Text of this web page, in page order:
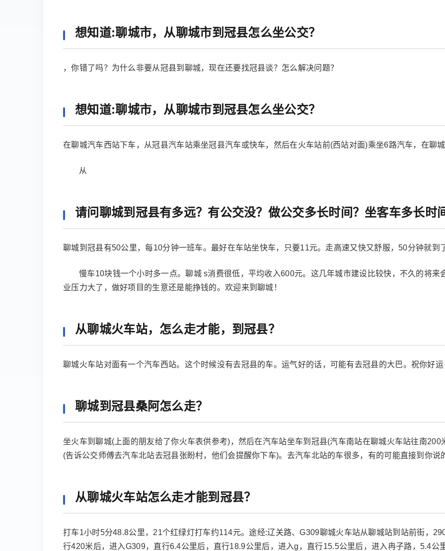
想知道:聊城市，从聊城市到冠县怎么坐公交？
，你错了吗？为什么非要从冠县到聊城，现在还要找冠县谈？怎么解决问题？
想知道:聊城市，从聊城市到冠县怎么坐公交？
在聊城汽车西站下车，从冠县汽车站乘坐冠县汽车或快车，然后在火车站前(西站对面)乘坐6路汽车，在聊
从
请问聊城到冠县有多远？有公交没？做公交多长时间？坐客车多长时
聊城到冠县有50公里，每10分钟一班车。最好在车站坐快车，只要11元。走高速又快又舒服，50分钟就到
慢车10块钱一个小时多一点。聊城 s消费很低，平均收入600元。这几年城市建设比较快，不久的将
业压力大了，做好项目的生意还是能挣钱的。欢迎来到聊城！
从聊城火车站，怎么走才能，到冠县？
聊城火车站对面有一个汽车西站。这个时候没有去冠县的车。运气好的话，可能有去冠县的大巴。祝你好运
聊城到冠县桑阿怎么走？
坐火车到聊城(上面的朋友给了你火车表供参考)，然后在汽车站坐车到冠县(汽车南站在聊城火车站往南
(告诉公交师傅去汽车北站去冠县张盼村，他们会提醒你下车)。去汽车北站的车很多，有的可能直接到你
从聊城火车站怎么走才能到冠县？
打车1小时5分48.8公里，21个红绿灯打车约114元。途经:辽关路、G309聊城火车站从聊城站到站前街，
行420米后，进入G309，直行6.4公里后，直行18.9公里后，进入g，直行15.5公里后，进入冉子路，5.4公